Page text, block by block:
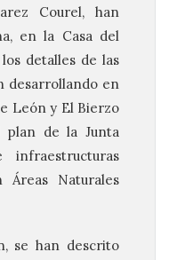
Courel, han
en la Casa del
detalles de las
desarrollando en
León y El Bierzo
plan de la Junta
Áreas Naturales
se han descrito